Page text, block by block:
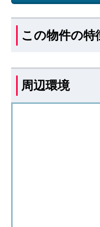
この物件の特
周辺環境